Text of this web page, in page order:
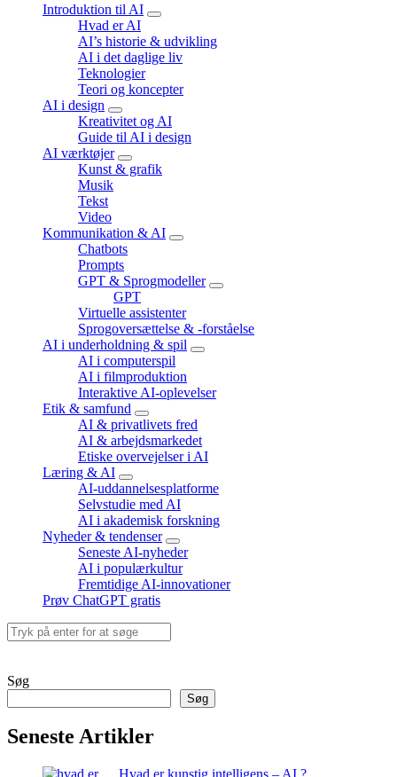
Introduktion til AI
expand
menu
Hvad er AI
AI’s historie & udvikling
AI i det daglige liv
Teknologier
Teori og koncepter
AI i design
expand
child
menu
Kreativitet og AI
Guide til AI i design
AI værktøjer
expand
child
Kunst & grafik
Musik
Tekst
Video
Kommunikation & AI
expand
Chatbots
Prompts
GPT & Sprogmodeller
expand
GPT
Virtuelle assistenter
Sprogoversættelse & -forståelse
AI i underholdning & spil
expand
AI i computerspil
AI i filmproduktion
Interaktive AI-oplevelser
Etik & samfund
expand
child
menu
AI & privatlivets fred
AI & arbejdsmarkedet
Etiske overvejelser i AI
Læring & AI
expand
child
menu
AI-uddannelsesplatforme
Selvstudie med AI
AI i akademisk forskning
Nyheder & tendenser
expand
child
menu
Seneste AI-nyheder
AI i populærkultur
Fremtidige AI-innovationer
Prøv ChatGPT gratis
Search
for:
Søg
Søg
Seneste Artikler